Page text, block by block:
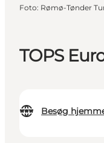
TOPS
Besøg
Foto: Rømø-Tønder